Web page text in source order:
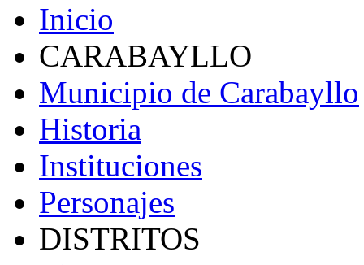
Inicio
CARABAYLLO
Municipio de Carabayllo
Historia
Instituciones
Personajes
DISTRITOS